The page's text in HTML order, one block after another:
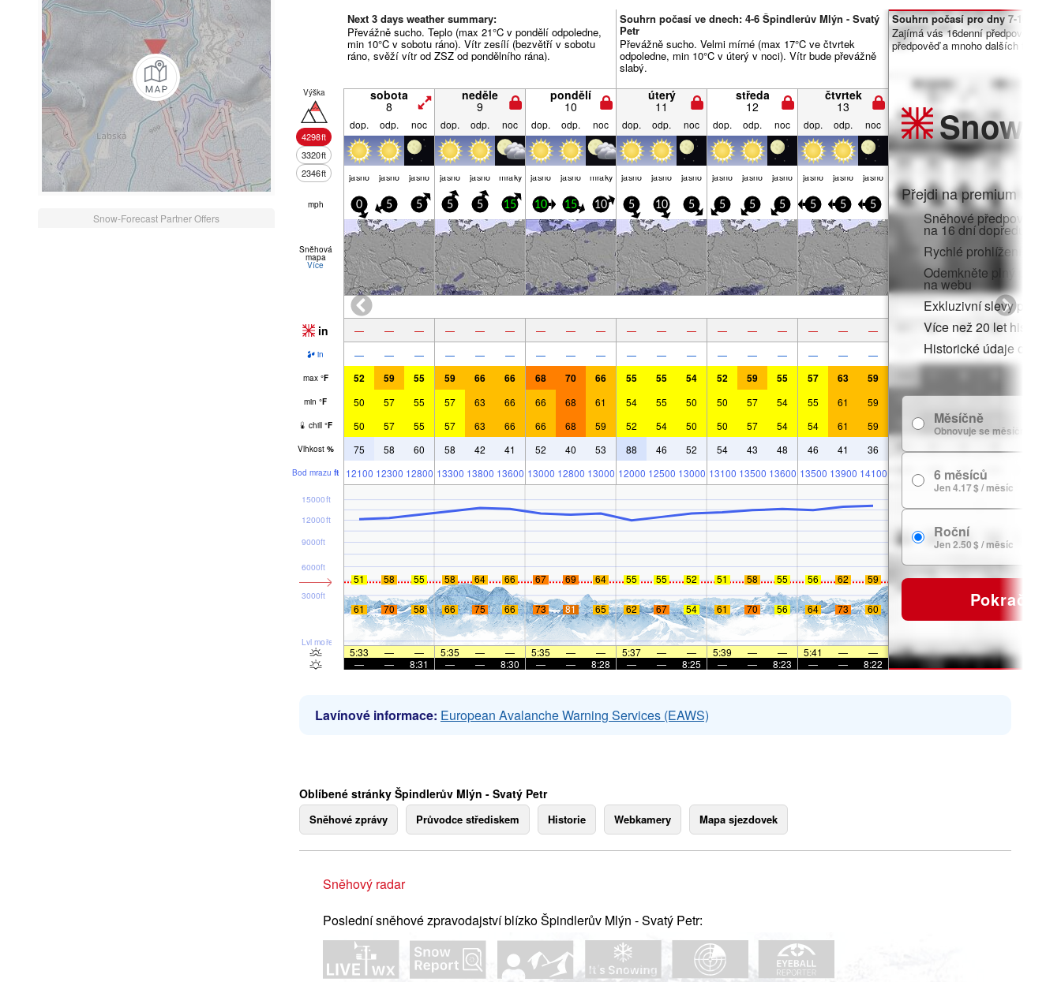
Snow-Forecast Partner Offers
Next 3 days weather summary:
Převážně sucho. Teplo (max 21°C v pondělí odpoledne,
min 10°C v sobotu ráno). Vítr zesílí (bezvětří v sobotu
ráno, svěží vítr od ZSZ od pondělního rána).
Souhrn počasí ve dnech: 4-6 Špindlerův Mlýn - Svatý
Petr
Převážně sucho. Velmi mírné (max 17°C ve čtvrtek
odpoledne, min 10°C v úterý v noci). Vítr bude převážně
slabý.
Výška
4298ft
3320ft
2346ft
sobota
8
neděle
9
pondělí
10
úterý
11
středa
12
čtvrtek
13
dop. odp. noc dop. odp. noc dop. odp. noc dop. odp. noc dop. odp. noc dop. odp. noc
jasno jasno jasno jasno jasno mraky jasno jasno mraky jasno jasno jasno jasno jasno jasno jasno jasno jasno
mph 0 5 5 5 5 15 10 15 10 5 10 5 5 5 5 5 5 5
Sněhová
mapa
Více
in — — — — — — — — — — — — — — — — — —
in — — — — — — — — — — — — — — — — — —
max °F 52 59 55 59 66 66 68 70 66 55 55 54 52 59 55 57 63 59
min °F 50 57 55 57 63 66 66 68 61 54 55 50 50 57 54 55 61 59
chill °F 50 57 55 57 63 66 66 68 59 52 54 50 50 57 54 54 61 59
Vlhkost % 75 58 60 58 42 41 52 40 53 88 46 52 54 43 48 46 41 36
Bod mrazu ft 12100 12300 12800 13300 13800 13600 13000 12800 13000 12000 12500 13000 13100 13500 13600 13500 13900 14100
Lvl moře
3000ft
6000ft
9000ft
12000ft
15000ft
51 58 55 58 64 66 67 69 64 55 55 52 51 58 55 56 62 59
61 70 58 66 75 66 73 81 65 62 67 54 61 70 56 64 73 60
5:33 — — 5:35 — — 5:35 — — 5:37 — — 5:39 — — 5:41 —
—
—
— 8:31 — — 8:30 — — 8:28 — — 8:25 — — 8:23 — — 8:22
Souhrn počasí pro dny 7-16:
Zajímá vás 16denní předpověď?
předpověď a mnoho dalších funkcí
Snow
Přejdi na premium a
Sněhové předpovědi
na 16 dní dopředu
Rychlé prohlížení bez
Odemkněte plný
na webu
Exkluzivní slevy pro
Více než 20 let historie
Historické údaje o
Měsíčně
Obnovuje se měsíčně
6 měsíců
Jen 4.17 $ / měsíc
Roční
Jen 2.50 $ / měsíc
Pokračovat
Lavínové informace: European Avalanche Warning Services (EAWS)
Oblíbené stránky Špindlerův Mlýn - Svatý Petr
Sněhové zprávy Průvodce střediskem Historie Webkamery Mapa sjezdovek
Sněhový radar
Poslední sněhové zpravodajství blízko Špindlerův Mlýn - Svatý Petr: